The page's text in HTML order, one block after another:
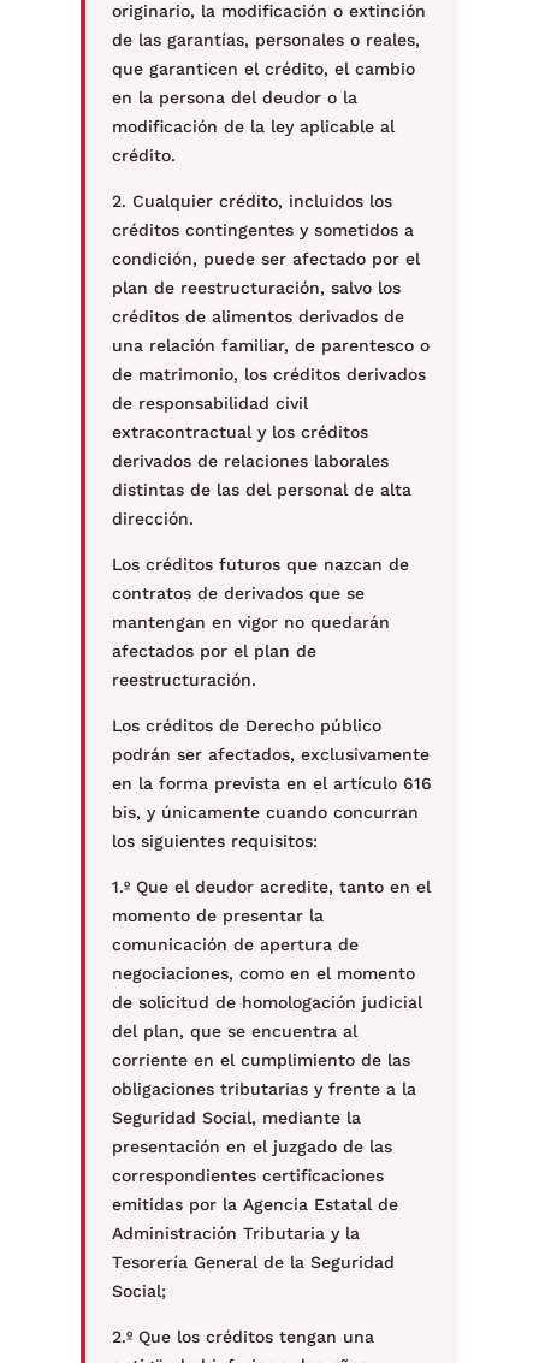
originario, la modificación o extinción
de las garantías, personales o reales,
que garanticen el crédito, el cambio
en la persona del deudor o la
modificación de la ley aplicable al
crédito.
2. Cualquier crédito, incluidos los
créditos contingentes y sometidos a
condición, puede ser afectado por el
plan de reestructuración, salvo los
créditos de alimentos derivados de
una relación familiar, de parentesco o
de matrimonio, los créditos derivados
de responsabilidad civil
extracontractual y los créditos
derivados de relaciones laborales
distintas de las del personal de alta
dirección.
Los créditos futuros que nazcan de
contratos de derivados que se
mantengan en vigor no quedarán
afectados por el plan de
reestructuración.
Los créditos de Derecho público
podrán ser afectados, exclusivamente
en la forma prevista en el artículo 616
bis, y únicamente cuando concurran
los siguientes requisitos:
1.º Que el deudor acredite, tanto en el
momento de presentar la
comunicación de apertura de
negociaciones, como en el momento
de solicitud de homologación judicial
del plan, que se encuentra al
corriente en el cumplimiento de las
obligaciones tributarias y frente a la
Seguridad Social, mediante la
presentación en el juzgado de las
correspondientes certificaciones
emitidas por la Agencia Estatal de
Administración Tributaria y la
Tesorería General de la Seguridad
Social;
2.º Que los créditos tengan una